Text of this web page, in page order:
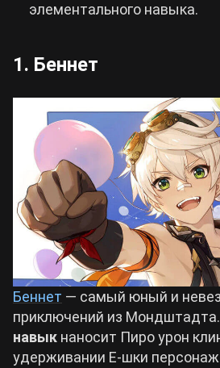
элементального навыка.
1. Беннет
Беннет — самый юный и
приключений из Мондштадта.
навык наносит Пиро урон
удерживании E-шки